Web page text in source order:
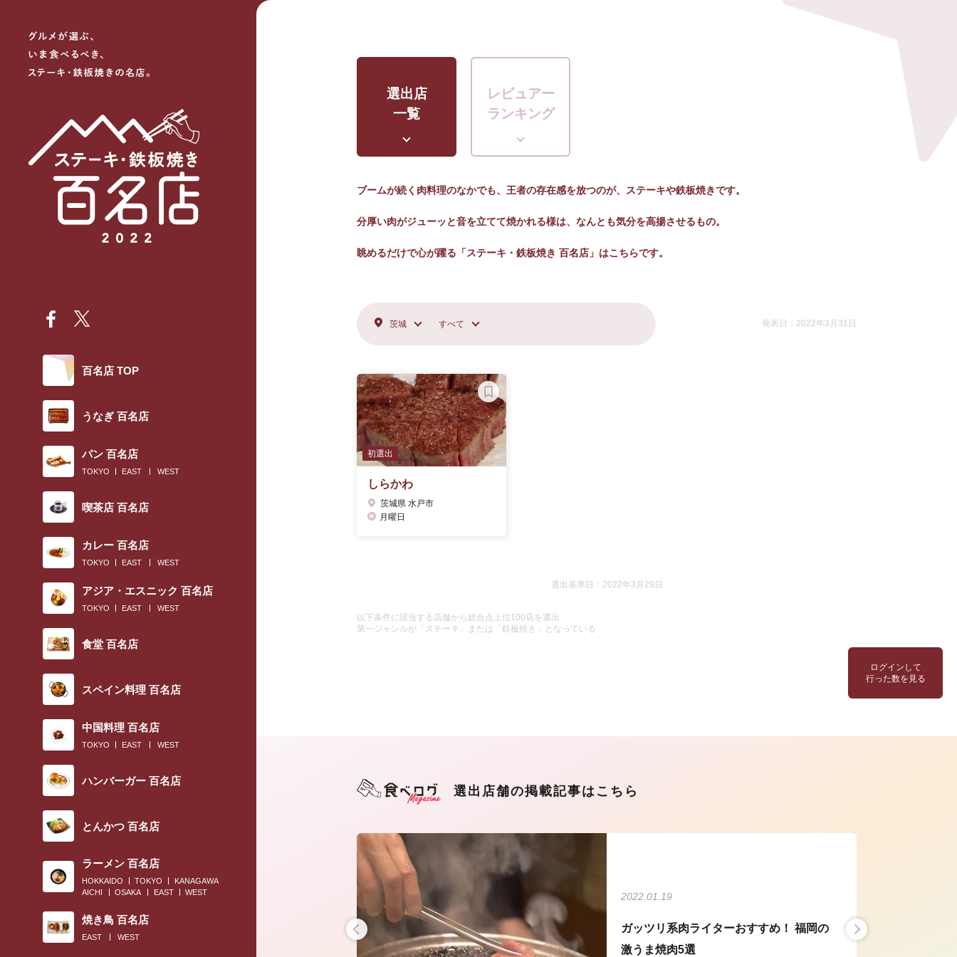
百名店 TOP
うなぎ 百名店
パン 百名店
TOKYO EAST WEST
喫茶店 百名店
カレー 百名店
TOKYO EAST WEST
アジア・エスニック 百名店
TOKYO EAST WEST
食堂 百名店
スペイン料理 百名店
中国料理 百名店
TOKYO EAST WEST
ハンバーガー 百名店
とんかつ 百名店
ラーメン 百名店
HOKKAIDO TOKYO
KANAGAWA
AICHI
OSAKA EAST WEST
焼き鳥 百名店
EAST WEST
選出店
一覧
レビュアー
ランキング
ブームが続く肉料理のなかでも、王者の存在感を放つのが、ステーキや鉄板焼きです。
分厚い肉がジューッと音を立てて焼かれる様は、なんとも気分を高揚させるもの。
眺めるだけで心が躍る「ステーキ・鉄板焼き 百名店」はこちらです。
茨城 すべて 発表日：2022年3月31日
初選出
しらかわ
茨城県 水戸市
月曜日
選出基準日：2022年3月29日
以下条件に該当する店舗から総合点上位100店を選出
第一ジャンルが「ステーキ」または「鉄板焼き」となっている
ログインして
行った数を見る
選出店舗の掲載記事はこちら
2019.04.27
〈すき焼きブックマーク帳〉開運アドバイザー・藤
2022.01.19
ガッツリ系肉ライターおすすめ！ 福岡の
激うま焼肉5選